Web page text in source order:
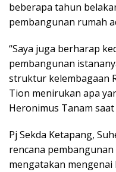
beberapa tahun
pembangunan rumah
“Saya juga berharap
pembangunan
struktur kelembagaan
Tion menirukan apa
Heronimus Tanam
Pj Sekda Ketapang,
rencana pembangunan
mengatakan mengenai